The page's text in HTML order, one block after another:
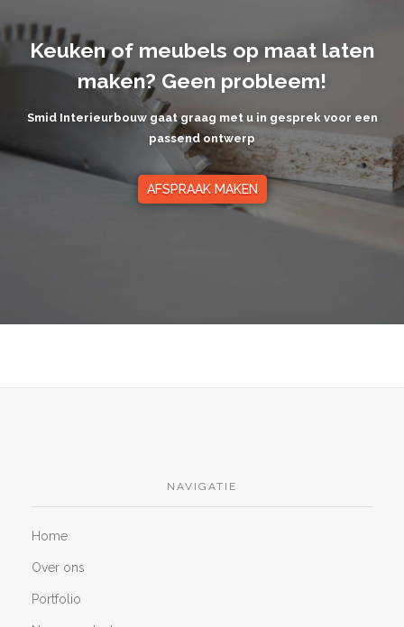
Keuken of meubels op maat laten
maken? Geen probleem!
Smid Interieurbouw gaat graag met u in gesprek voor een
passend ontwerp
AFSPRAAK MAKEN
NAVIGATIE
Home
Over ons
Portfolio